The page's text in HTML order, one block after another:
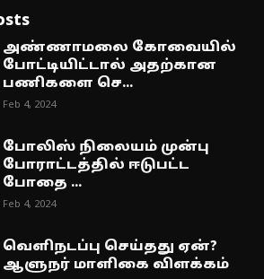
அண்ணாமலை கோவையில்
போட்டியிட்டால் அதற்கான
பணிகளை செ...
Feb 4, 2024
போலிஸ் நிலையம் முன்பு
போராட்டத்தில் ஈடுபட்ட
போதை ...
Feb 4, 2024
வெளிநடப்பு செய்தது ஏன்?
ஆளுநர் மாளிகை விளக்கம்